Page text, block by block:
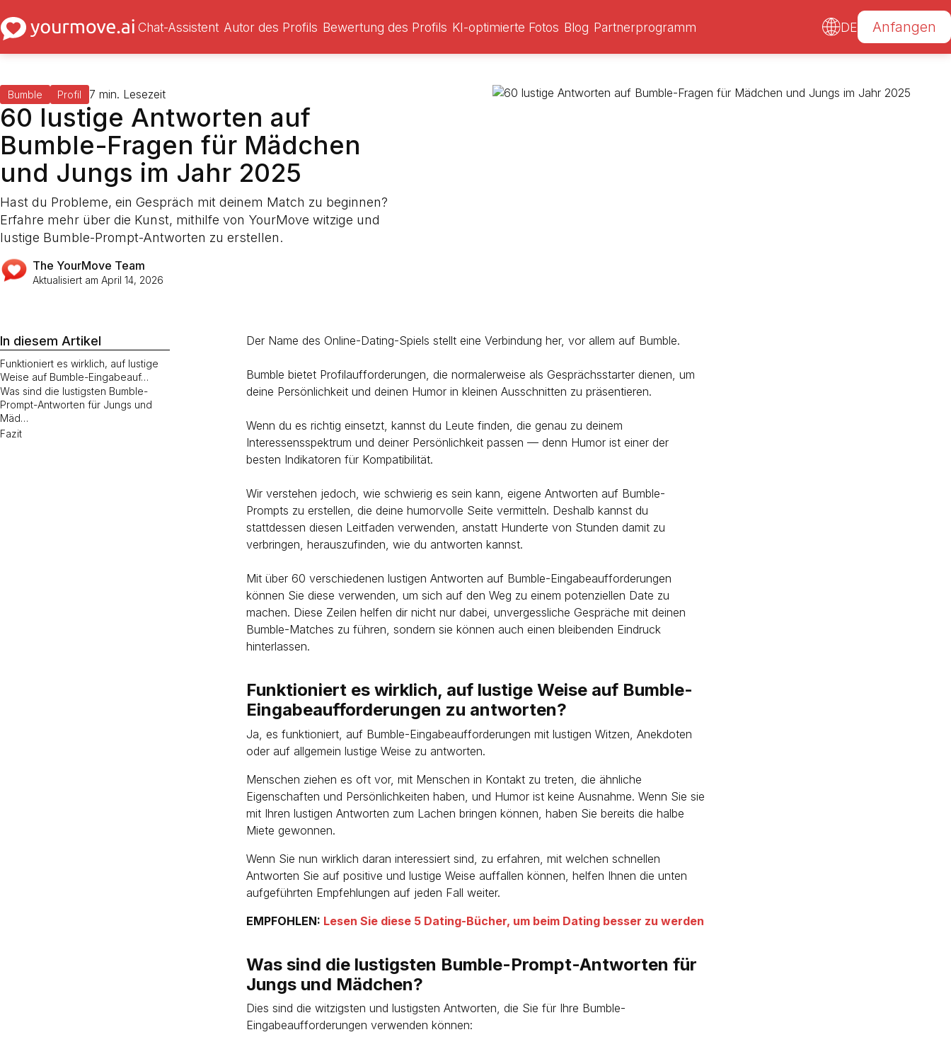
Chat-Assistent Autor des Profils Bewertung des Profils KI-optimierte Fotos Blog Partnerprogramm DE Anfangen
60 lustige Antworten auf
Bumble-Fragen für Mädchen
und Jungs im Jahr 2025
Hast du Probleme, ein Gespräch mit deinem Match zu beginnen?
Erfahre mehr über die Kunst, mithilfe von YourMove witzige und
lustige Bumble-Prompt-Antworten zu erstellen.
Bumble Profil 7 min. Lesezeit
The YourMove Team
Aktualisiert am April 14, 2026
In diesem Artikel
Funktioniert es wirklich, auf lustige
Weise auf Bumble-Eingabeauf…
Was sind die lustigsten Bumble-
Prompt-Antworten für Jungs und
Mäd…
Fazit
Der Name des Online-Dating-Spiels stellt eine Verbindung her, vor allem auf Bumble.
Bumble bietet Profilaufforderungen, die normalerweise als Gesprächsstarter dienen, um
deine Persönlichkeit und deinen Humor in kleinen Ausschnitten zu präsentieren.
Wenn du es richtig einsetzt, kannst du Leute finden, die genau zu deinem
Interessensspektrum und deiner Persönlichkeit passen — denn Humor ist einer der
besten Indikatoren für Kompatibilität.
Wir verstehen jedoch, wie schwierig es sein kann, eigene Antworten auf Bumble-
Prompts zu erstellen, die deine humorvolle Seite vermitteln. Deshalb kannst du
stattdessen diesen Leitfaden verwenden, anstatt Hunderte von Stunden damit zu
verbringen, herauszufinden, wie du antworten kannst.
Mit über 60 verschiedenen lustigen Antworten auf Bumble-Eingabeaufforderungen
können Sie diese verwenden, um sich auf den Weg zu einem potenziellen Date zu
machen. Diese Zeilen helfen dir nicht nur dabei, unvergessliche Gespräche mit deinen
Bumble-Matches zu führen, sondern sie können auch einen bleibenden Eindruck
hinterlassen.
Funktioniert es wirklich, auf lustige Weise auf Bumble-
Eingabeaufforderungen zu antworten?
Ja, es funktioniert, auf Bumble-Eingabeaufforderungen mit lustigen Witzen, Anekdoten
oder auf allgemein lustige Weise zu antworten.
Menschen ziehen es oft vor, mit Menschen in Kontakt zu treten, die ähnliche
Eigenschaften und Persönlichkeiten haben, und Humor ist keine Ausnahme. Wenn Sie sie
mit Ihren lustigen Antworten zum Lachen bringen können, haben Sie bereits die halbe
Miete gewonnen.
Wenn Sie nun wirklich daran interessiert sind, zu erfahren, mit welchen schnellen
Antworten Sie auf positive und lustige Weise auffallen können, helfen Ihnen die unten
aufgeführten Empfehlungen auf jeden Fall weiter.
EMPFOHLEN: Lesen Sie diese 5 Dating-Bücher, um beim Dating besser zu werden
Was sind die lustigsten Bumble-Prompt-Antworten für
Jungs und Mädchen?
Dies sind die witzigsten und lustigsten Antworten, die Sie für Ihre Bumble-
Eingabeaufforderungen verwenden können: